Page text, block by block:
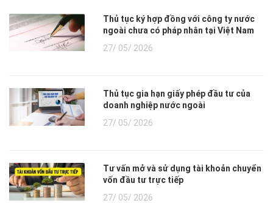
Thủ tục ký hợp đồng với công ty nước
ngoài chưa có pháp nhân tại Việt Nam
27/ 05/ 2026
Thủ tục gia hạn giấy phép đầu tư của
doanh nghiệp nước ngoài
27/ 05/ 2026
Tư vấn mở và sử dụng tài khoản chuyển
vốn đầu tư trực tiếp
27/ 05/ 2026